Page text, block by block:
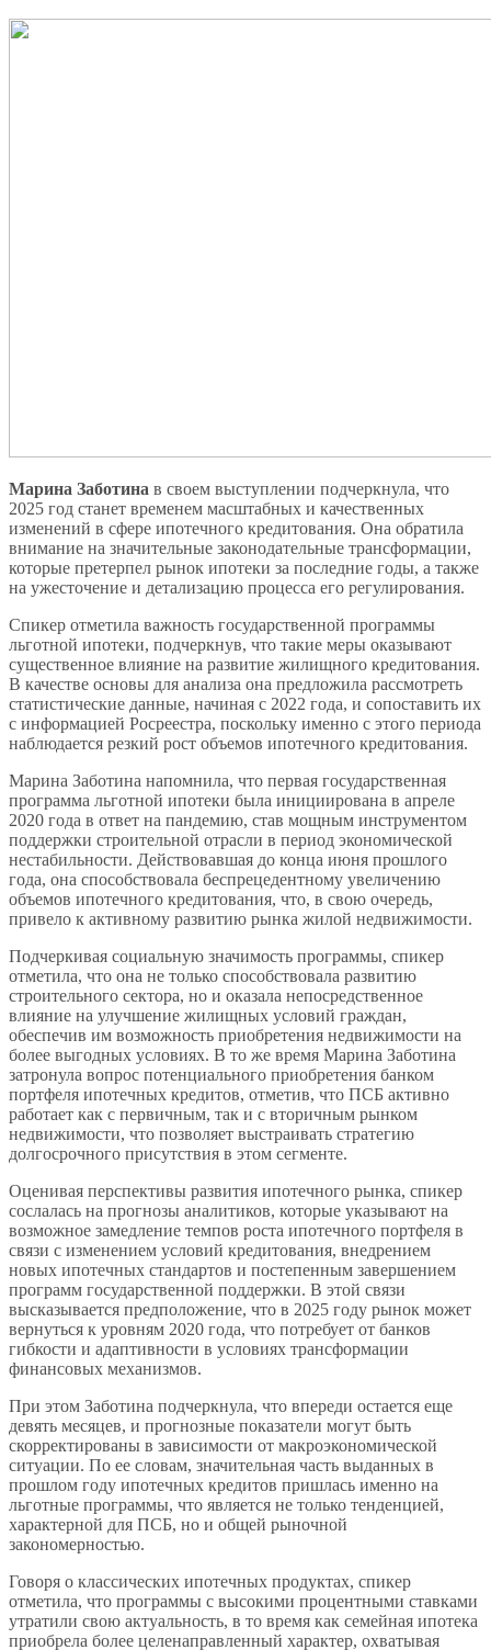
Марина Заботина в своем выступлении подчеркнула, что
2025 год станет временем масштабных и качественных
изменений в сфере ипотечного кредитования. Она обратила
внимание на значительные законодательные трансформации,
которые претерпел рынок ипотеки за последние годы, а также
на ужесточение и детализацию процесса его регулирования.
Спикер отметила важность государственной программы
льготной ипотеки, подчеркнув, что такие меры оказывают
существенное влияние на развитие жилищного кредитования.
В качестве основы для анализа она предложила рассмотреть
статистические данные, начиная с 2022 года, и сопоставить их
с информацией Росреестра, поскольку именно с этого периода
наблюдается резкий рост объемов ипотечного кредитования.
Марина Заботина напомнила, что первая государственная
программа льготной ипотеки была инициирована в апреле
2020 года в ответ на пандемию, став мощным инструментом
поддержки строительной отрасли в период экономической
нестабильности. Действовавшая до конца июня прошлого
года, она способствовала беспрецедентному увеличению
объемов ипотечного кредитования, что, в свою очередь,
привело к активному развитию рынка жилой недвижимости.
Подчеркивая социальную значимость программы, спикер
отметила, что она не только способствовала развитию
строительного сектора, но и оказала непосредственное
влияние на улучшение жилищных условий граждан,
обеспечив им возможность приобретения недвижимости на
более выгодных условиях. В то же время Марина Заботина
затронула вопрос потенциального приобретения банком
портфеля ипотечных кредитов, отметив, что ПСБ активно
работает как с первичным, так и с вторичным рынком
недвижимости, что позволяет выстраивать стратегию
долгосрочного присутствия в этом сегменте.
Оценивая перспективы развития ипотечного рынка, спикер
сослалась на прогнозы аналитиков, которые указывают на
возможное замедление темпов роста ипотечного портфеля в
связи с изменением условий кредитования, внедрением
новых ипотечных стандартов и постепенным завершением
программ государственной поддержки. В этой связи
высказывается предположение, что в 2025 году рынок может
вернуться к уровням 2020 года, что потребует от банков
гибкости и адаптивности в условиях трансформации
финансовых механизмов.
При этом Заботина подчеркнула, что впереди остается еще
девять месяцев, и прогнозные показатели могут быть
скорректированы в зависимости от макроэкономической
ситуации. По ее словам, значительная часть выданных в
прошлом году ипотечных кредитов пришлась именно на
льготные программы, что является не только тенденцией,
характерной для ПСБ, но и общей рыночной
закономерностью.
Говоря о классических ипотечных продуктах, спикер
отметила, что программы с высокими процентными ставками
утратили свою актуальность, в то время как семейная ипотека
приобрела более целенаправленный характер, охватывая